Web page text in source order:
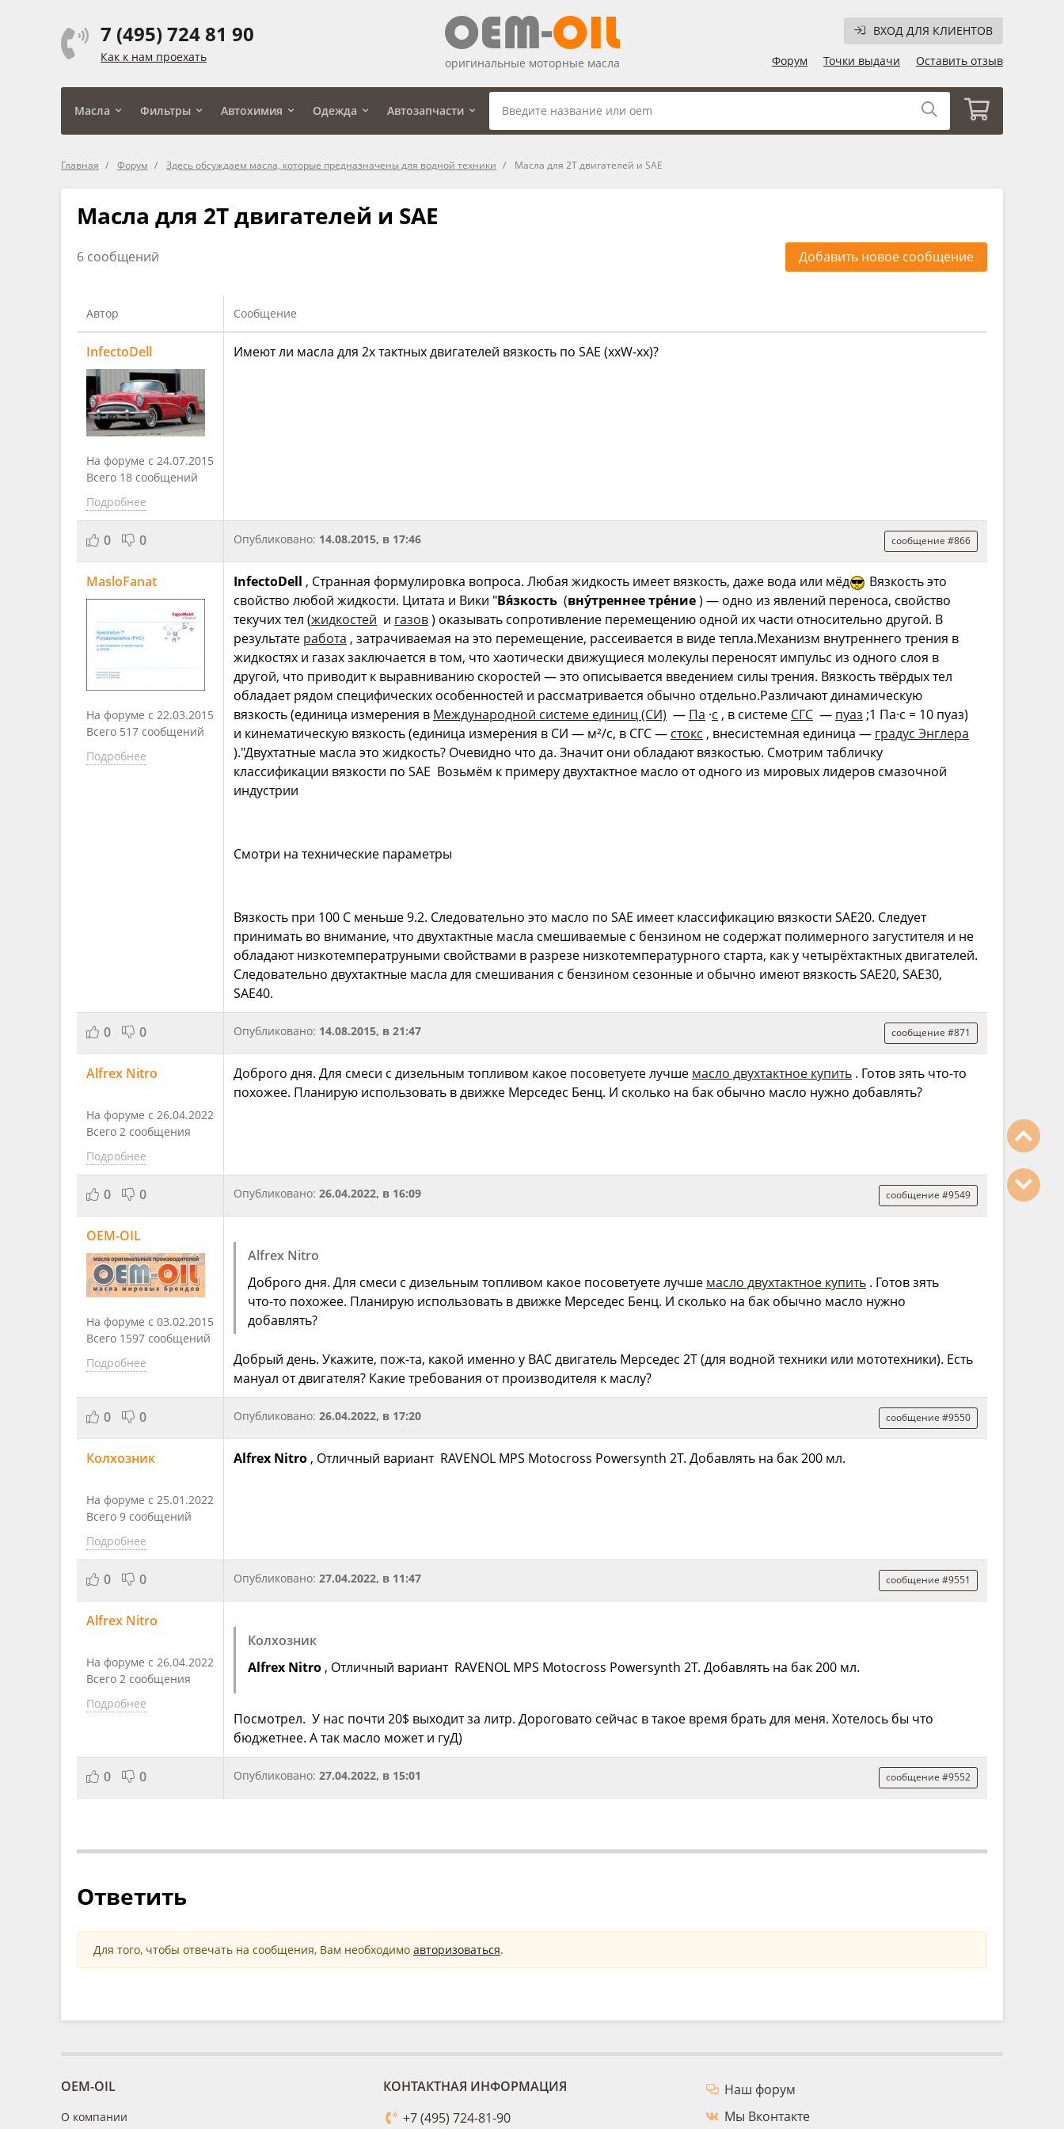
7 (495) 724 81 90
Как к нам проехать
ВХОД ДЛЯ КЛИЕНТОВ
Форум
Точки выдачи Оставить отзыв
оригинальные моторные масла
Масла Фильтры Автохимия Одежда Автозапчасти
Главная Форум Здесь обсуждаем масла, которые предназначены для водной техники Масла для 2Т двигателей и SAE
Масла для 2Т двигателей и SAE
6 сообщений Добавить новое сообщение
Автор Сообщение
InfectoDell
На форуме с 24.07.2015
Всего 18 сообщений
Подробнее
Имеют ли масла для 2х тактных двигателей вязкость по SAE (ххW-xx)?
0 0 Опубликовано: 14.08.2015, в 17:46 сообщение #866
MasloFanat
На форуме с 22.03.2015
Всего 517 сообщений
Подробнее
InfectoDell , Странная формулировка вопроса. Любая жидкость имеет вязкость, даже вода или мёд
Вязкость это
свойство любой жидкости. Цитата и Вики "Вя́зкость (вну́треннее тре́ние) — одно из явлений переноса, свойство
текучих тел (жидкостей и газов) оказывать сопротивление перемещению одной их части относительно другой. В
результате работа , затрачиваемая на это перемещение, рассеивается в виде тепла.Механизм внутреннего трения в
жидкостях и газах заключается в том, что хаотически движущиеся молекулы переносят импульс из одного слоя в
другой, что приводит к выравниванию скоростей — это описывается введением силы трения. Вязкость твёрдых тел
обладает рядом специфических особенностей и рассматривается обычно отдельно.Различают динамическую
вязкость (единица измерения в Международной системе единиц (СИ) — Па ·с , в системе СГС — пуаз ;1 Па·с = 10 пуаз)
и кинематическую вязкость (единица измерения в СИ — м²/с, в СГС — стокс , внесистемная единица — градус Энглера
)."Двухтатные масла это жидкость? Очевидно что да. Значит они обладают вязкостью. Смотрим табличку
классификации вязкости по SAE Возьмём к примеру двухтактное масло от одного из мировых лидеров смазочной
индустрии
Смотри на технические параметры
Вязкость при 100 С меньше 9.2. Следовательно это масло по SAE имеет классификацию вязкости SAE20. Следует
принимать во внимание, что двухтактные масла смешиваемые с бензином не содержат полимерного загустителя и не
обладают низкотемператруными свойствами в разрезе низкотемпературного старта, как у четырёхтактных двигателей.
Следовательно двухтактные масла для смешивания с бензином сезонные и обычно имеют вязкость SAE20, SAE30,
SAE40.
0 0 Опубликовано: 14.08.2015, в 21:47 сообщение #871
Alfrex Nitro
На форуме с 26.04.2022
Всего 2 сообщения
Подробнее
Доброго дня. Для смеси с дизельным топливом какое посоветуете лучше масло двухтактное купить . Готов зять что-то
похожее. Планирую использовать в движке Мерседес Бенц. И сколько на бак обычно масло нужно добавлять?
0 0 Опубликовано: 26.04.2022, в 16:09 сообщение #9549
OEM-OIL
На форуме с 03.02.2015
Всего 1597 сообщений
Подробнее
Alfrex Nitro
Доброго дня. Для смеси с дизельным топливом какое посоветуете лучше масло двухтактное купить . Готов зять
что-то похожее. Планирую использовать в движке Мерседес Бенц. И сколько на бак обычно масло нужно
добавлять?
Добрый день. Укажите, пож-та, какой именно у ВАС двигатель Мерседес 2T (для водной техники или мототехники). Есть
мануал от двигателя? Какие требования от производителя к маслу?
0 0 Опубликовано: 26.04.2022, в 17:20 сообщение #9550
Колхозник
На форуме с 25.01.2022
Всего 9 сообщений
Подробнее
Alfrex Nitro , Отличный вариант RAVENOL MPS Motocross Powersynth 2T. Добавлять на бак 200 мл.
0 0 Опубликовано: 27.04.2022, в 11:47 сообщение #9551
Alfrex Nitro
На форуме с 26.04.2022
Всего 2 сообщения
Подробнее
Колхозник
Alfrex Nitro , Отличный вариант RAVENOL MPS Motocross Powersynth 2T. Добавлять на бак 200 мл.
Посмотрел. У нас почти 20$ выходит за литр. Дороговато сейчас в такое время брать для меня. Хотелось бы что
бюджетнее. А так масло может и гуД)
0 0 Опубликовано: 27.04.2022, в 15:01 сообщение #9552
Ответить
Для того, чтобы отвечать на сообщения, Вам необходимо авторизоваться.
OEM-OIL
О компании
КОНТАКТНАЯ ИНФОРМАЦИЯ
+7 (495) 724-81-90
Наш форум
Мы Вконтакте